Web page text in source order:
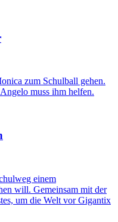
zum Schulball gehen.
muss ihm helfen.
einem
will. Gemeinsam mit der
um die Welt vor Gigantix